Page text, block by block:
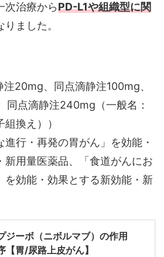
次治療からPD-L1や組織型に関
りました。
20mg、同点滴静注100mg、
同点滴静注240mg（一般名：
換え））
進行・再発の胃がん」を効能・
新用量医薬品、「食道がんにお
を効能・効果とする新効能・新
ジーボ（ニボルマブ）の作用
【胃/尿路上皮がん】